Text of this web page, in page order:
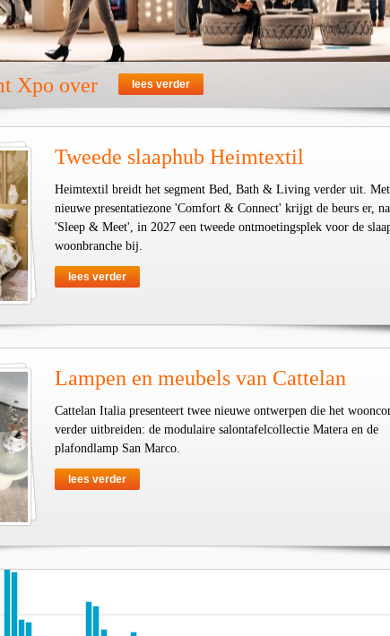
Xpo over lees verder
Tweede slaaphub Heimtextil
Heimtextil breidt het segment Bed, Bath & Living verder uit.
nieuwe presentatiezone 'Comfort & Connect' krijgt de beurs er,
'Sleep & Meet', in 2027 een tweede ontmoetingsplek voor de
woonbranche bij.
lees verder
Lampen en meubels van Cattelan
Cattelan Italia presenteert twee nieuwe ontwerpen die het
verder uitbreiden: de modulaire salontafelcollectie Matera en de
plafondlamp San Marco.
lees verder